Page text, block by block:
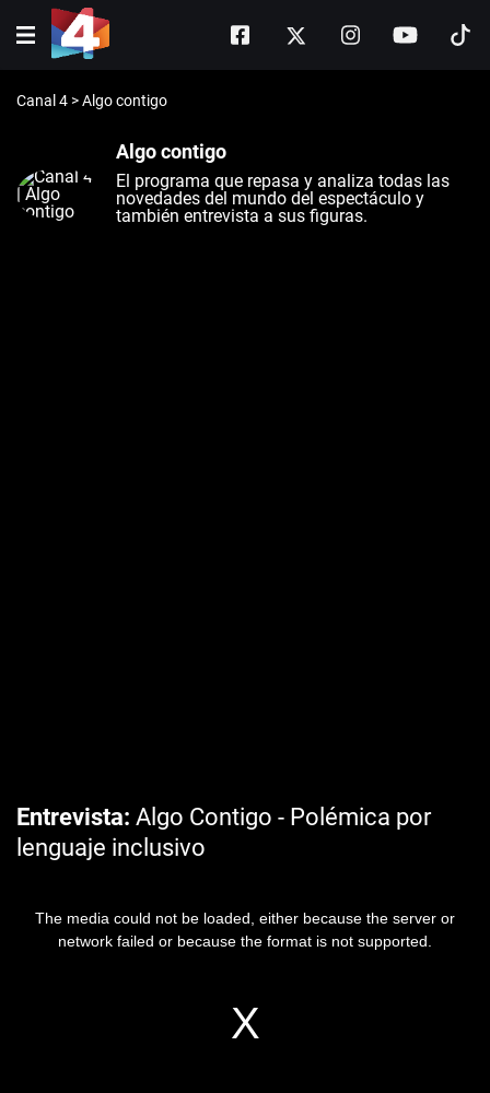
Canal 4 >Algo contigo
Algo contigo
El programa que repasa y analiza todas las
novedades del mundo del espectáculo y
también entrevista a sus figuras.
Entrevista Algo Contigo - Polémica por
lenguaje inclusivo
The media could not be loaded, either because the server or
network failed or because the format is not supported.